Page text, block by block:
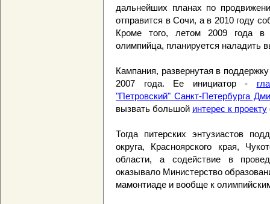
дальнейших планах по
отправится в Сочи, а в 2010 году
Кроме того, летом 2009 года в
олимпийца, планируется наладить
Кампания, развернутая в
2007 года. Ее инициатор -
"Петровский" Санкт-Петербурга
вызвать большой интерес к проекту
Тогда питерских энтузиастов
округа, Красноярского края,
области, а содействие в
оказывало Министерство
мамонтиаде и вообще к